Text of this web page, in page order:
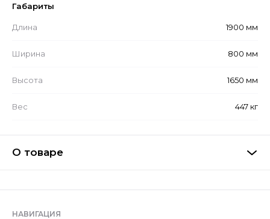
Габариты
Длина 1900 мм
Ширина 800 мм
Высота 1650 мм
Вес 447 кг
О товаре
НАВИГАЦИЯ